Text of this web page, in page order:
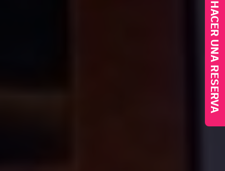
HACER UNA RESERVA